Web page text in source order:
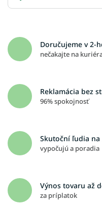
Doručujeme v 2-
nečakajte na
Reklamácia bez
96% spokojnosť
Skutoční ľudia
vypočujú a poradia
Výnos tovaru až
za príplatok